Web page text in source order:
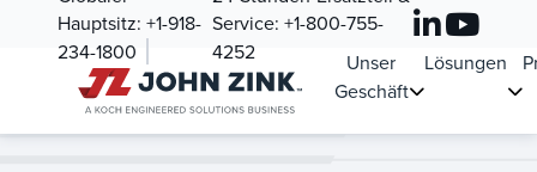
Hauptsitz: +1-918-
234-1800
Service: +1-800-755-
4252
Unser
Geschäft
Lösungen